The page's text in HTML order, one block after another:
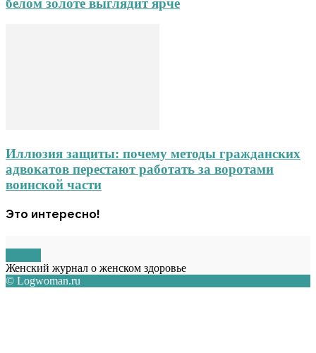
Иллюзия защиты: почему методы гражданских
адвокатов перестают работать за воротами
воинской части
Это интересно!
Женский журнал о женском здоровье
© Logwoman.ru